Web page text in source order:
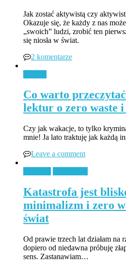
Jak zostać aktywistą czy
Okazuje się, że każdy z nas
„swoich” ludzi, zrobić ten
się niosła w świat.
2 komentarze
Co warto
lektur o zero waste
Czy jak wakacje, to tylko
mnie! Ja lato traktuję jak każdą
Leave a comment
Katastrofa jest
minimalizm i zero
świat
Od prawie trzech lat działam na
dopiero od niedawna próbuję
sens. Zastanawiam…